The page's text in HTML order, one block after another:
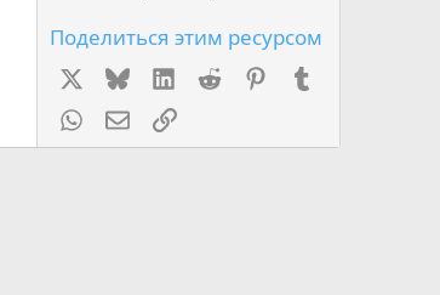
Поделиться этим ресурсом
BlueskyLinkedInReddit Pinterest
WhatsAppЭлектронная почта
Ссылка